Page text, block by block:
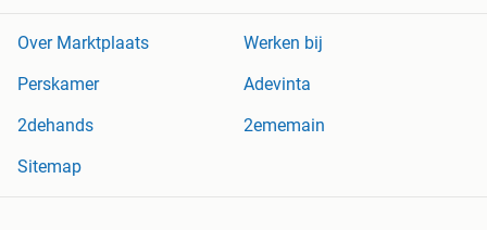
Over Marktplaats
Werken bij
Perskamer
Adevinta
2dehands
2ememain
Sitemap